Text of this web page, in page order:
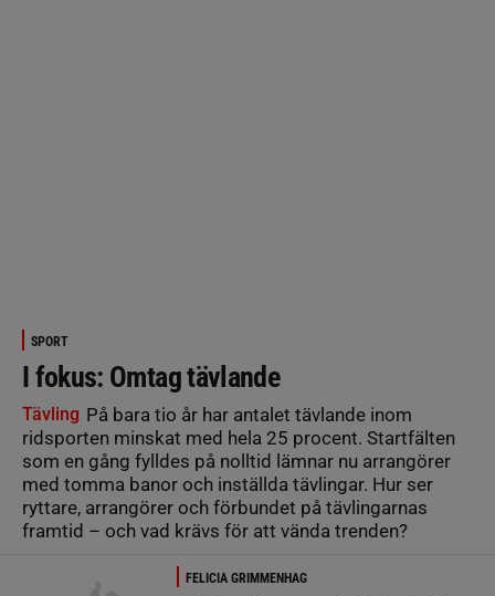
SPORT
I fokus: Omtag tävlande
Tävling På bara tio år har antalet tävlande inom
ridsporten minskat med hela 25 procent. Startfälten
som en gång fylldes på nolltid lämnar nu arrangörer
med tomma banor och inställda tävlingar. Hur ser
ryttare, arrangörer och förbundet på tävlingarnas
framtid – och vad krävs för att vända trenden?
FELICIA GRIMMENHAG